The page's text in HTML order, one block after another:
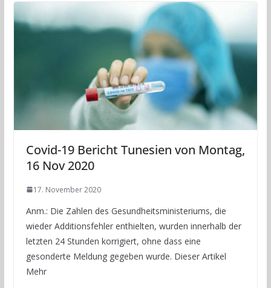
Covid-19 Bericht Tunesien von Montag,
16 Nov 2020
17. November 2020
Anm.: Die Zahlen des Gesundheitsministeriums, die
wieder Additionsfehler enthielten, wurden innerhalb der
letzten 24 Stunden korrigiert, ohne dass eine
gesonderte Meldung gegeben wurde. Dieser Artikel
Mehr